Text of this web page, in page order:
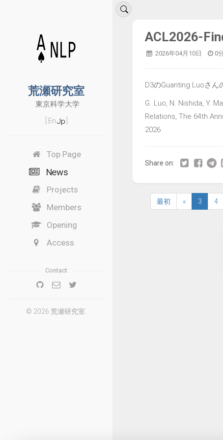
荒瀬研究室
東京科学大学
EnJp
Top Page
News
Projects
Members
Opening
Access
Contact
© 2026 荒瀬研究室.
ACL2026-
2026年04月10日 0
D3のGuanting Luoさん
G. Luo, N. Nishida, Y.
Relations, The 64th
2026
Share on:
最初 « 3 4